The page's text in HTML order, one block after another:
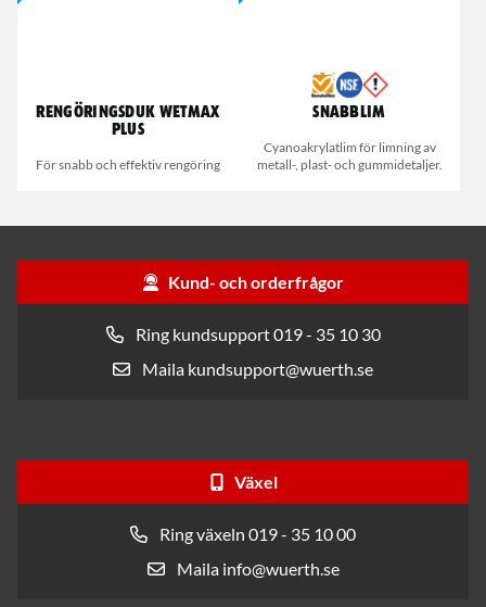
Rengöringsduk Wetmax
Plus
För snabb och effektiv rengöring
Snabblim
Cyanoakrylatlim för limning av
metall-, plast- och gummidetaljer.
Kund- och orderfrågor
Ring kundsupport 019 - 35 10 30
Maila kundsupport@wuerth.se
Växel
Ring växeln 019 - 35 10 00
Maila info@wuerth.se